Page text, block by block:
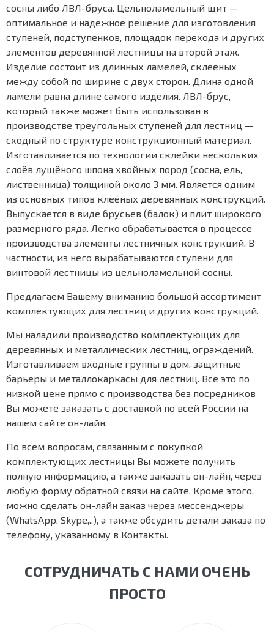
сосны либо ЛВЛ-бруса. Цельноламельный щит —
оптимальное и надежное решение для изготовления
ступеней, подступенков, площадок перехода и других
элементов деревянной лестницы на второй этаж.
Изделие состоит из длинных ламелей, склееных
между собой по ширине с двух сторон. Длина одной
ламели равна длине самого изделия. ЛВЛ-брус,
который также может быть использован в
производстве треугольных ступеней для лестниц —
сходный по структуре конструкционный материал.
Изготавливается по технологии склейки нескольких
слоёв лущёного шпона хвойных пород (сосна, ель,
лиственница) толщиной около 3 мм. Является одним
из основных типов клеёных деревянных конструкций.
Выпускается в виде брусьев (балок) и плит широкого
размерного ряда. Легко обрабатывается в процессе
производства элементы лестничных конструкций. В
частности, из него вырабатываются ступени для
винтовой лестницы из цельноламельной сосны.
Предлагаем Вашему вниманию большой ассортимент
комплектующих для лестниц и других конструкций.
Мы наладили производство комплектующих для
деревянных и металлических лестниц, ограждений.
Изготавливаем входные группы в дом, защитные
барьеры и металлокаркасы для лестниц. Все это по
низкой цене прямо с производства без посредников
Вы можете заказать с доставкой по всей России на
нашем сайте он-лайн.
По всем вопросам, связанным с покупкой
комплектующих лестницы Вы можете получить
полную информацию, а также заказать он-лайн, через
любую форму обратной связи на сайте. Кроме этого,
можно сделать он-лайн заказ через мессенджеры
(WhatsApp, Skype,..), а также обсудить детали заказа по
телефону, указанному в Контакты.
СОТРУДНИЧАТЬ С НАМИ ОЧЕНЬ
ПРОСТО